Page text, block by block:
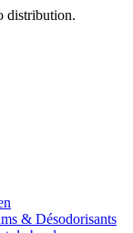
distribution.
& Désodorisants